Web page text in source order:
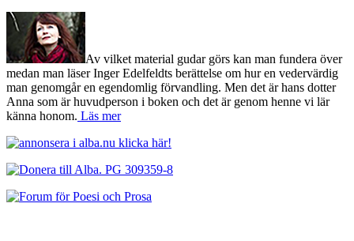
Av vilket material gudar görs kan man fundera över
medan man läser Inger Edelfeldts berättelse om hur en vedervärdig
man genomgår en egendomlig förvandling. Men det är hans dotter
Anna som är huvudperson i boken och det är genom henne vi lär
känna honom. Läs mer